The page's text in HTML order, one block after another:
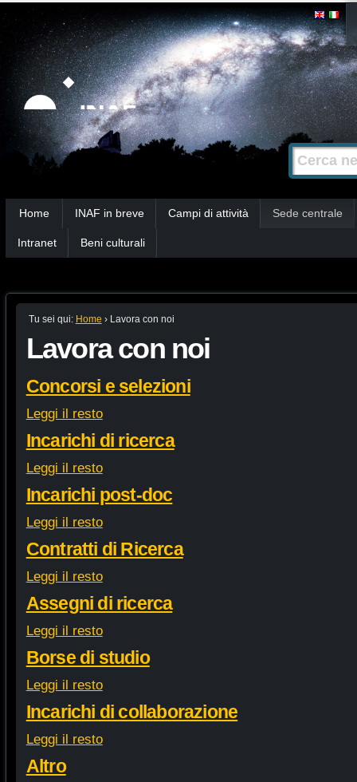
Strumenti
personali
Salta
contenuti.
|
Salta
alla
navigazione
Cerca nel
Ricerca
avanzata…
Home INAF in breve Campi di attività Sede centrale
Intranet Beni culturali
Tu sei qui: Home › Lavora con noi
Lavora con noi
Concorsi e selezioni
Leggi il resto
Incarichi di ricerca
Leggi il resto
Incarichi post-doc
Leggi il resto
Contratti di Ricerca
Leggi il resto
Assegni di ricerca
Leggi il resto
Borse di studio
Leggi il resto
Incarichi di collaborazione
Leggi il resto
Altro